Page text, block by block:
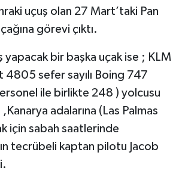
uçuş olan 27 Mart’taki Pan
görevi çıktı.
yapacak bir başka uçak ise ; KLM
4805 sefer sayılı Boing 747
ile birlikte 248 ) yolcusu
adalarına (Las Palmas
için sabah saatlerinde
tecrübeli kaptan pilotu Jacob